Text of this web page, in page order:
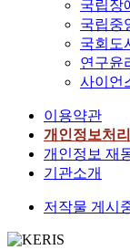
국립장
국립중
국회도
연구윤
사이언
이용약관
개인정보처
개인정보 재
기관소개
저작물 게시